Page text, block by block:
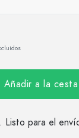
Añadir a la cesta
Listo para el